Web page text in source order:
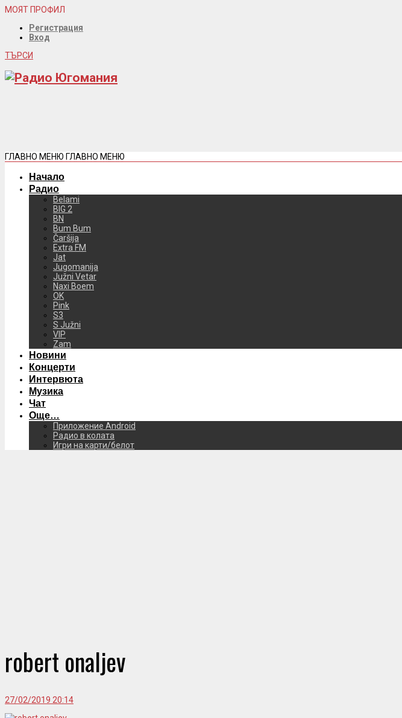
МОЯТ ПРОФИЛ
Регистрация
Вход
ТЪРСИ
ГЛАВНО МЕНЮ ГЛАВНО МЕНЮ
Начало
Радио
Belami
BIG 2
BN
Bum Bum
Čaršija
Extra FM
Jat
Jugomanija
Južni Vetar
Naxi Boem
OK
Pink
S3
S Južni
VIP
Zam
Новини
Концерти
Интервюта
Музика
Чат
Още…
Приложение Android
Радио в колата
Игри на карти/белот
robert onaljev
27/02/2019 20:14